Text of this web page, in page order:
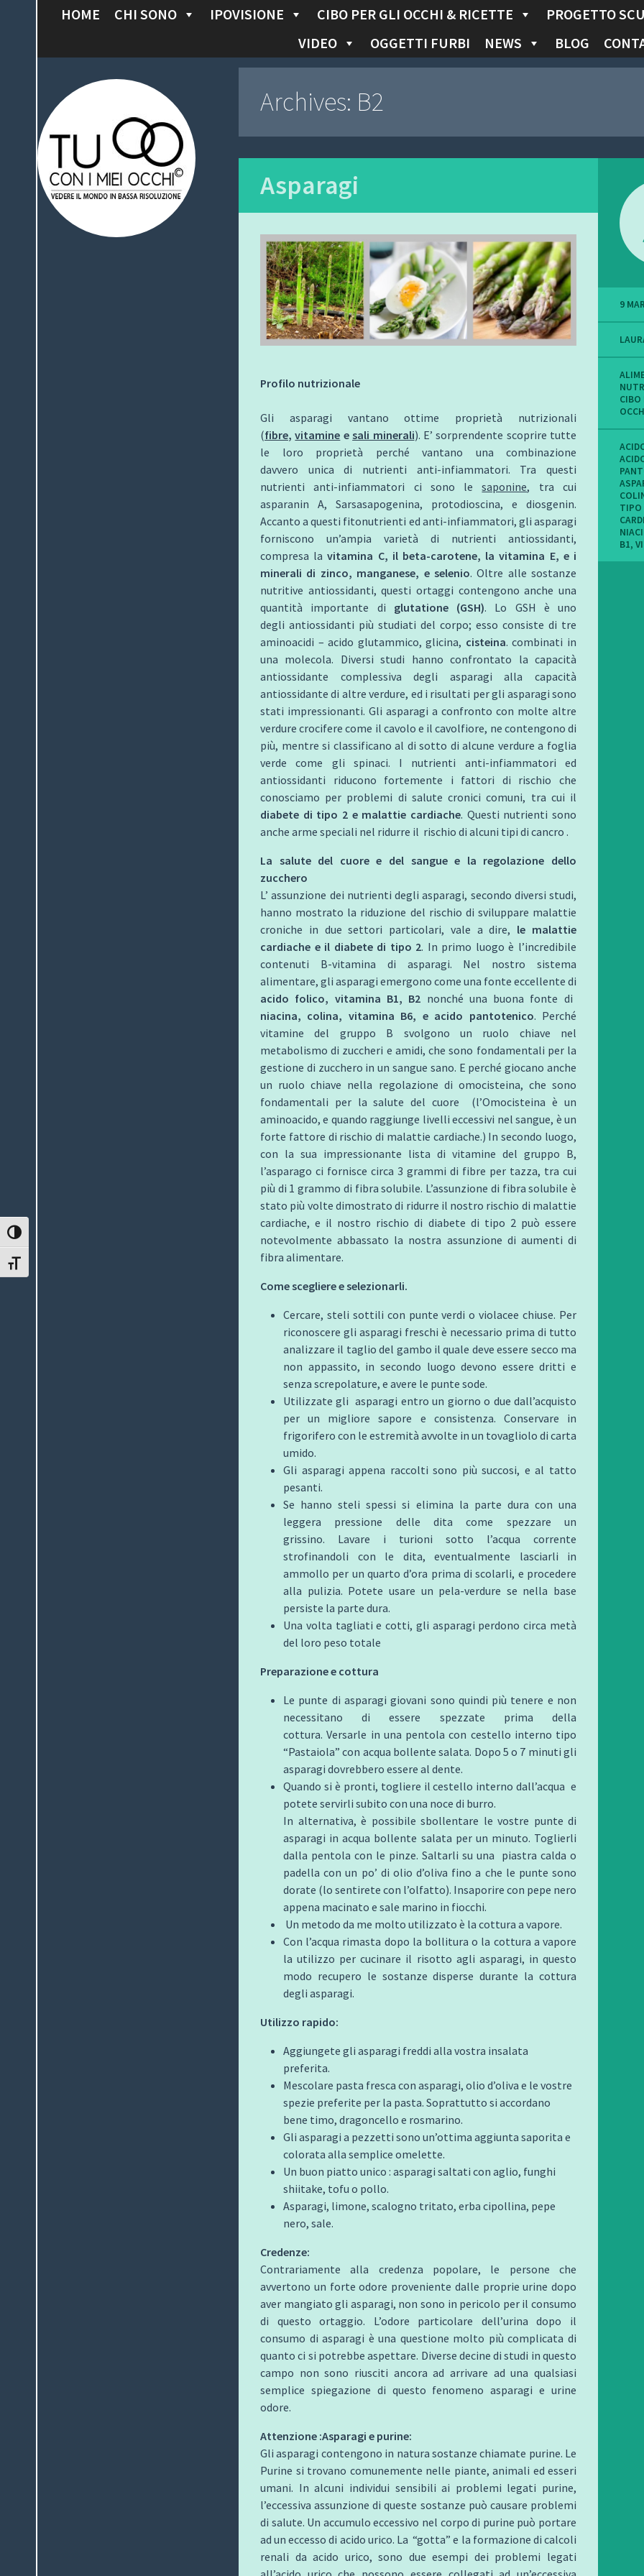
ATTIVA/DISATTIVA ALTO CONTRASTO
ATTIVA/DISATTIVA DIMENSIONE TESTO
I
C
O
N
T
HOME CHI SONO IPOVISIONE CIBO PER GLI OCCHI & RICETTE PROGETTO
VIDEO
OGGETTI FURBI NEWS BLOG
Tu con i miei
occhi
Archives: B2
Asparagi
Profilo nutrizionale
Gli asparagi vantano ottime proprietà nutrizionali
(fibre,vitamine esali minerali). E’ sorprendente scoprire tutte
le loro proprietà perché vantano una combinazione
davvero unica di nutrienti anti-infiammatori. Tra questi
nutrienti anti-infiammatori ci sono lesaponine, tra cui
asparanin A, Sarsasapogenina, protodioscina, e diosgenin.
Accanto a questi fitonutrienti ed anti-infiammatori, gli asparagi
forniscono un’ampia varietà di nutrienti antiossidanti,
compresa lavitamina C, il beta-carotene, la vitamina E, e i
minerali di zinco, manganese, e selenio. Oltre alle sostanze
nutritive antiossidanti, questi ortaggi contengono anche una
quantità importante di glutatione (GSH). Lo GSH è uno
degli antiossidanti più studiati del corpo; esso consiste di tre
aminoacidi – acido glutammico, glicina, cisteina. combinati in
una molecola. Diversi studi hanno confrontato la capacità
antiossidante complessiva degli asparagi alla capacità
antiossidante di altre verdure, ed i risultati per gli asparagi sono
stati impressionanti. Gli asparagi a confronto con molte altre
verdure crocifere come il cavolo e il cavolfiore, ne contengono di
più, mentre si classificano al di sotto di alcune verdure a foglia
verde come gli spinaci. I nutrienti anti-infiammatori ed
antiossidanti riducono fortemente i fattori di rischio che
conosciamo per problemi di salute cronici comuni, tra cui il
diabete di tipo 2 e malattie cardiache. Questi nutrienti sono
anche arme speciali nel ridurre il rischio di alcuni tipi di cancro .
La salute del cuore e del sangue e la regolazione dello
zucchero
L’ assunzione dei nutrienti degli asparagi, secondo diversi studi,
hanno mostrato la riduzione del rischio di sviluppare malattie
croniche in due settori particolari, vale a dire, le malattie
cardiache e il diabete di tipo 2. In primo luogo è l’incredibile
contenuti B-vitamina di asparagi. Nel nostro sistema
alimentare, gli asparagi emergono come una fonte eccellente di
acido folico, vitamina B1, B2 nonché una buona fonte di
niacina, colina, vitamina B6, e acido pantotenico. Perché
vitamine del gruppo B svolgono un ruolo chiave nel
metabolismo di zuccheri e amidi, che sono fondamentali per la
gestione di zucchero in un sangue sano. E perché giocano anche
un ruolo chiave nella regolazione di omocisteina, che sono
fondamentali per la salute del cuore (l’Omocisteina è un
aminoacido, e quando raggiunge livelli eccessivi nel sangue, è un
forte fattore di rischio di malattie cardiache.) In secondo luogo,
con la sua impressionante lista di vitamine del gruppo B,
l’asparago ci fornisce circa 3 grammi di fibre per tazza, tra cui
più di 1 grammo di fibra solubile. L’assunzione di fibra solubile è
stato più volte dimostrato di ridurre il nostro rischio di malattie
cardiache, e il nostro rischio di diabete di tipo 2 può essere
notevolmente abbassato la nostra assunzione di aumenti di
fibra alimentare.
Come scegliere e selezionarli.
Cercare, steli sottili con punte verdi o violacee chiuse. Per
riconoscere gli asparagi freschi è necessario prima di tutto
analizzare il taglio del gambo il quale deve essere secco ma
non appassito, in secondo luogo devono essere dritti e
senza screpolature, e avere le punte sode.
Utilizzate gli asparagi entro un giorno o due dall’acquisto
per un migliore sapore e consistenza. Conservare in
frigorifero con le estremità avvolte in un tovagliolo di carta
umido.
Gli asparagi appena raccolti sono più succosi, e al tatto
pesanti.
Se hanno steli spessi si elimina la parte dura con una
leggera pressione delle dita come spezzare un
grissino. Lavare i turioni sotto l’acqua corrente
strofinandoli con le dita, eventualmente lasciarli in
ammollo per un quarto d’ora prima di scolarli, e procedere
alla pulizia. Potete usare un pela-verdure se nella base
persiste la parte dura.
Una volta tagliati e cotti, gli asparagi perdono circa metà
del loro peso totale
Preparazione e cottura
Le punte di asparagi giovani sono quindi più tenere e non
necessitano di essere spezzate prima della
cottura. Versarle in una pentola con cestello interno tipo
“Pastaiola” con acqua bollente salata. Dopo 5 o 7 minuti gli
asparagi dovrebbero essere al dente.
Quando si è pronti, togliere il cestello interno dall’acqua e
potete servirli subito con una noce di burro.
In alternativa, è possibile sbollentare le vostre punte di
asparagi in acqua bollente salata per un minuto. Toglierli
dalla pentola con le pinze. Saltarli su una piastra calda o
padella con un po’ di olio d’oliva fino a che le punte sono
dorate (lo sentirete con l’olfatto). Insaporire con pepe nero
appena macinato e sale marino in fiocchi.
Un metodo da me molto utilizzato è la cottura a vapore.
Con l’acqua rimasta dopo la bollitura o la cottura a vapore
la utilizzo per cucinare il risotto agli asparagi, in questo
modo recupero le sostanze disperse durante la cottura
degli asparagi.
Utilizzo rapido:
Aggiungete gli asparagi freddi alla vostra insalata
preferita.
Mescolare pasta fresca con asparagi, olio d’oliva e le vostre
spezie preferite per la pasta. Soprattutto si accordano
bene timo, dragoncello e rosmarino.
Gli asparagi a pezzetti sono un’ottima aggiunta saporita e
colorata alla semplice omelette.
Un buon piatto unico : asparagi saltati con aglio, funghi
shiitake, tofu o pollo.
Asparagi, limone, scalogno tritato, erba cipollina, pepe
nero, sale.
Credenze:
Contrariamente alla credenza popolare, le persone che
avvertono un forte odore proveniente dalle proprie urine dopo
aver mangiato gli asparagi, non sono in pericolo per il consumo
di questo ortaggio. L’odore particolare dell’urina dopo il
consumo di asparagi è una questione molto più complicata di
quanto ci si potrebbe aspettare. Diverse decine di studi in questo
campo non sono riusciti ancora ad arrivare ad una qualsiasi
semplice spiegazione di questo fenomeno asparagi e urine
odore.
Attenzione :Asparagi e purine:
Gli asparagi contengono in natura sostanze chiamate purine. Le
Purine si trovano comunemente nelle piante, animali ed esseri
umani. In alcuni individui sensibili ai problemi legati purine,
l’eccessiva assunzione di queste sostanze può causare problemi
di salute. Un accumulo eccessivo nel corpo di purine può portare
ad un eccesso di acido urico. La “gotta” e la formazione di calcoli
renali da acido urico, sono due esempi dei problemi legati
9
CIBO
TIPO
B1,